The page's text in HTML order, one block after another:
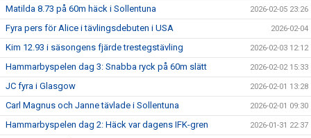
Matilda 8.73 på 60m häck i Sollentuna 2026-02-05 23:26
Fyra pers för Alice i tävlingsdebuten i USA 2026-02-04
Kim 12.93 i säsongens fjärde trestegstävling 2026-02-03 12:12
Hammarbyspelen dag 3: Snabba ryck på 60m slätt 2026-02-02 15:33
JC fyra i Glasgow 2026-02-01 13:28
Carl Magnus och Janne tävlade i Sollentuna 2026-02-01 09:30
Hammarbyspelen dag 2: Häck var dagens IFK-gren 2026-01-31 22:37